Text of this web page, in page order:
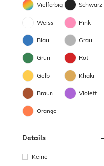
Vielfarbig Schwarz
Weiss Pink
Blau Grau
Grün Rot
Gelb Khaki
Braun Violett
Orange
Details
Keine